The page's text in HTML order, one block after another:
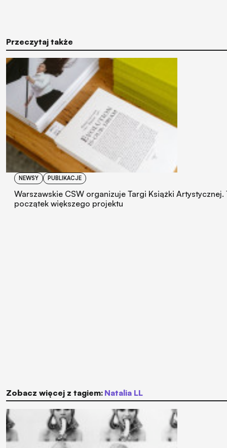
Przeczytaj także
NEWSY PUBLIKACJE
Warszawskie CSW organizuje Targi Książki Artystycznej.
początek większego projektu
Zobacz więcej z tagiem: Natalia LL